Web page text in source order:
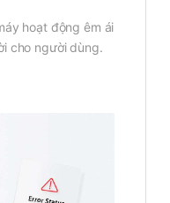
hoạt động êm ái
cho người dùng.